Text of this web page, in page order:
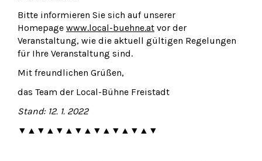
Bitte informieren Sie sich auf unserer
Homepage www.local-buehne.at vor der
Veranstaltung, wie die aktuell gültigen Regelungen
für Ihre Veranstaltung sind.
Mit freundlichen Grüßen,
das Team der Local-Bühne Freistadt
Stand: 12. 1. 2022
▼▲▼▲▼▲▼▲▼▲▼▲▼▲▼